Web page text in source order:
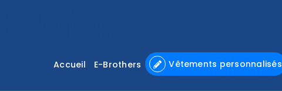
Accueil E-Brothers Vêtements personnalisés